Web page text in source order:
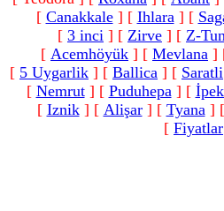
[ Canakkale] [ Ihlara] [
[ 3 inci ] [ Zirve ] [ Z-
[ Acemhöyük ] [ Mevlana ]
[ 5 Uygarlik ] [ Ballica ] [ Saratli
[ Nemrut] [ Puduhepa] [
[ Iznik] [ Alişar] [ Tyana] [
[ Fiyatlar